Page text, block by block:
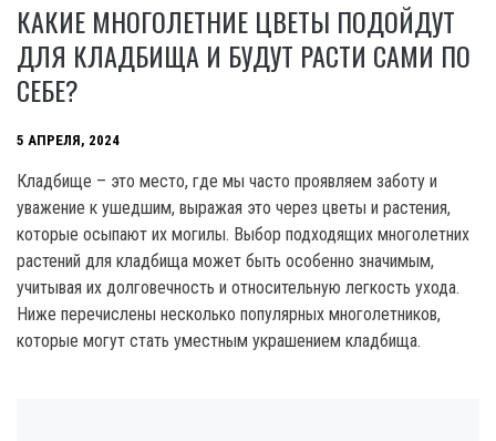
КАКИЕ МНОГОЛЕТНИЕ ЦВЕТЫ ПОДОЙДУТ
ДЛЯ КЛАДБИЩА И БУДУТ РАСТИ САМИ ПО
СЕБЕ?
5 АПРЕЛЯ, 2024
Кладбище – это место, где мы часто проявляем заботу и
уважение к ушедшим, выражая это через цветы и растения,
которые осыпают их могилы. Выбор подходящих многолетних
растений для кладбища может быть особенно значимым,
учитывая их долговечность и относительную легкость ухода.
Ниже перечислены несколько популярных многолетников,
которые могут стать уместным украшением кладбища.